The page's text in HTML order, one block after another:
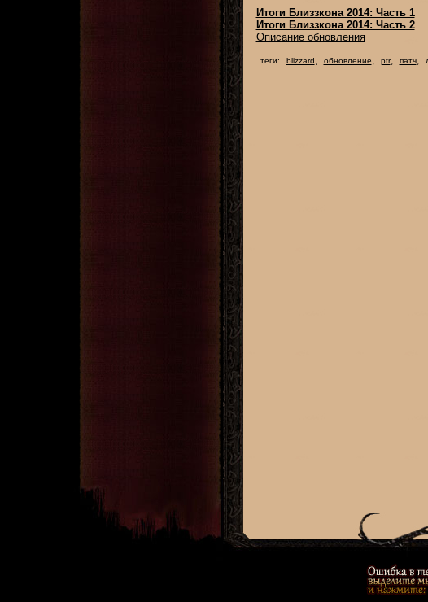
Итоги Близзкона 2014: Часть 1
Итоги Близзкона 2014: Часть 2
Описание обновления
теги: blizzard, обновление, ptr, патч,